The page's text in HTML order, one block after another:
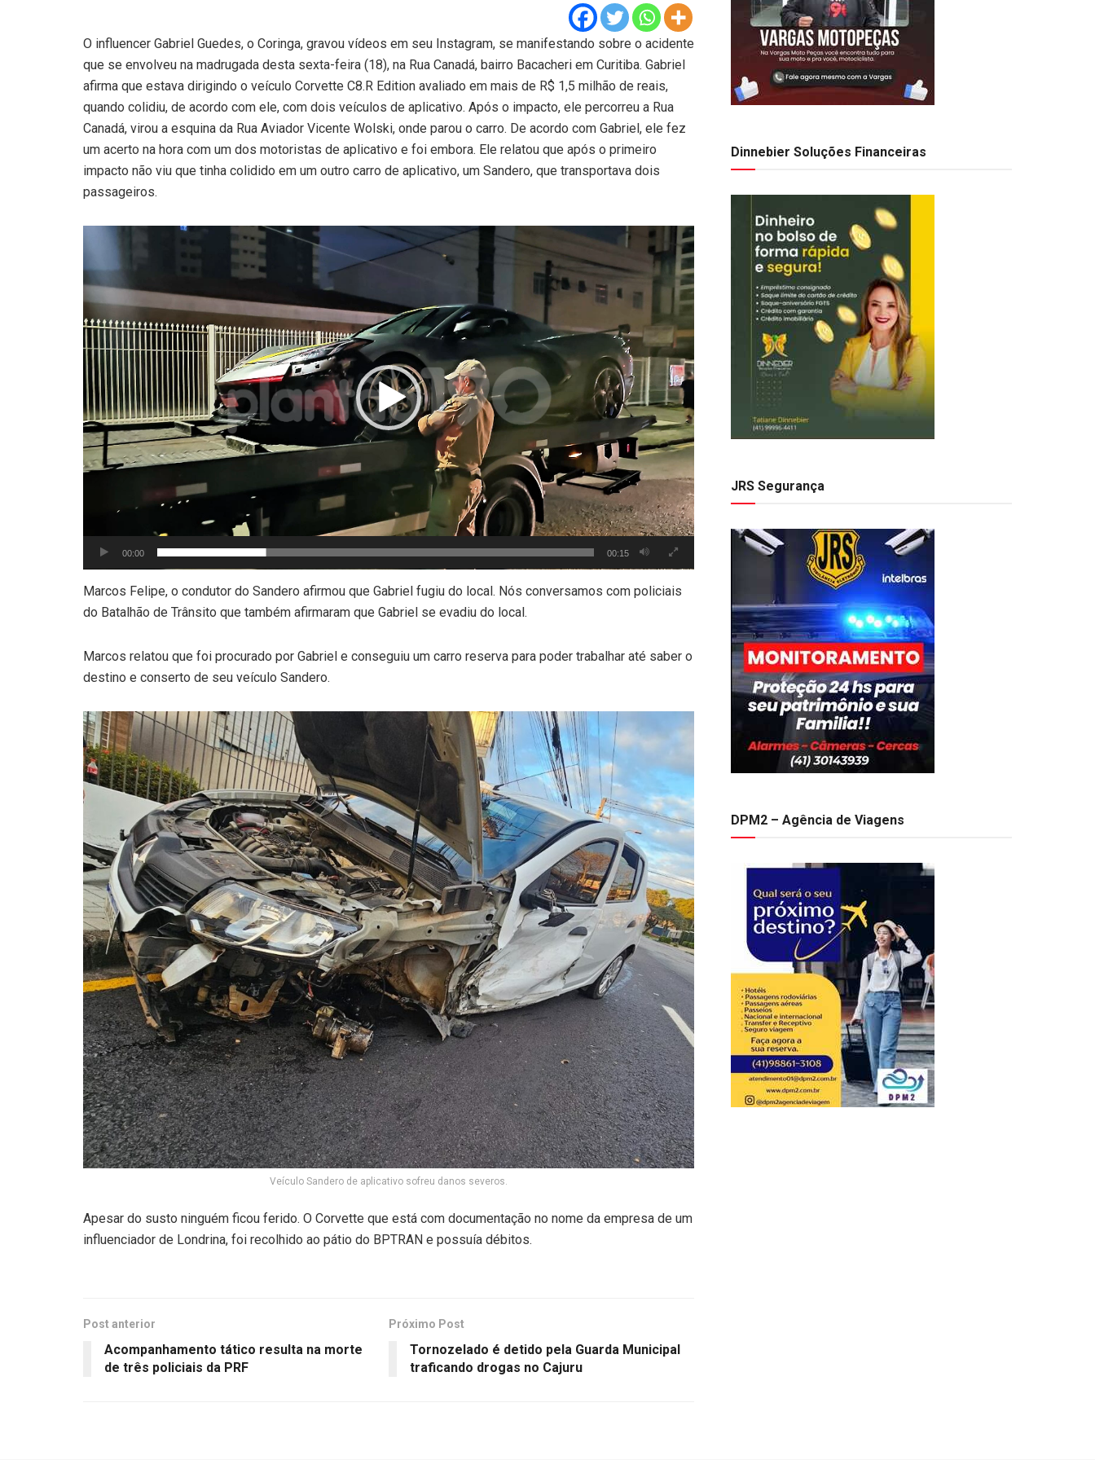
O influencer Gabriel Guedes, o Coringa, gravou vídeos em seu Instagram, se manifestando sobre o acidente
que se envolveu na madrugada desta sexta-feira (18), na Rua Canadá, bairro Bacacheri em Curitiba. Gabriel
afirma que estava dirigindo o veículo Corvette C8.R Edition avaliado em mais de R$ 1,5 milhão de reais,
quando colidiu, de acordo com ele, com dois veículos de aplicativo. Após o impacto, ele percorreu a Rua
Canadá, virou a esquina da Rua Aviador Vicente Wolski, onde parou o carro. De acordo com Gabriel, ele fez
um acerto na hora com um dos motoristas de aplicativo e foi embora. Ele relatou que após o primeiro
impacto não viu que tinha colidido em um outro carro de aplicativo, um Sandero, que transportava dois
passageiros.
vídeo
00:00 00:15
Marcos Felipe, o condutor do Sandero afirmou que Gabriel fugiu do local. Nós conversamos com policiais
do Batalhão de Trânsito que também afirmaram que Gabriel se evadiu do local.
Marcos relatou que foi procurado por Gabriel e conseguiu um carro reserva para poder trabalhar até saber o
destino e conserto de seu veículo Sandero.
Veículo Sandero de aplicativo sofreu danos severos.
Apesar do susto ninguém ficou ferido. O Corvette que está com documentação no nome da empresa de um
influenciador de Londrina, foi recolhido ao pátio do BPTRAN e possuía débitos.
Post anterior
Acompanhamento tático resulta na morte
de três policiais da PRF
Próximo Post
Tornozelado é detido pela Guarda Municipal
traficando drogas no Cajuru
Dinnebier Soluções Financeiras
JRS Segurança
DPM2 – Agência de Viagens